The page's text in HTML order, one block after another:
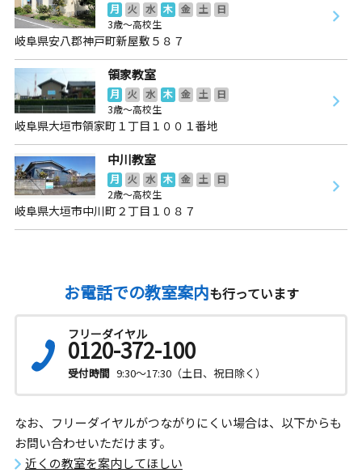
月 火 水 木 金 土
日
3歳～高校生
岐阜県安八郡神戸町新屋敷５８７
領家教室
月 火 水 木 金 土
日
3歳～高校生
岐阜県大垣市領家町１丁目１００１番地
中川教室
月 火 水 木 金 土
日
2歳～高校生
岐阜県大垣市中川町２丁目１０８７
お電話での教室案内も行っています
フリーダイヤル
0120-372-100
受付時間 9:30～17:30（土日、祝日除く）
なお、フリーダイヤルがつながりにくい場合は、以下からも
お問い合わせいただけます。
近くの教室を案内してほしい